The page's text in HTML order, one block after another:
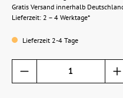
Gratis Versand innerhalb
Lieferzeit: 2 – 4 Werktage*
Lieferzeit 2-4 Tage